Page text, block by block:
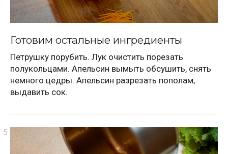
Готовим остальные ингредиенты
Петрушку порубить. Лук очистить порезать
полукольцами. Апельсин вымыть обсушить, снять
немного цедры. Апельсин разрезать пополам,
выдавить сок.